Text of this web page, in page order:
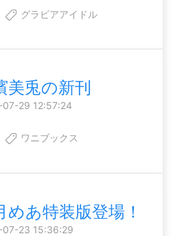
グラビアアイドル
美兎の新刊
29 12:57:24
ワニブックス
めあ特装版登場！
07-23 15:36:29